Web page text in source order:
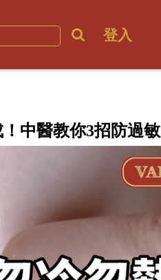
登入
中醫教你3招防過敏